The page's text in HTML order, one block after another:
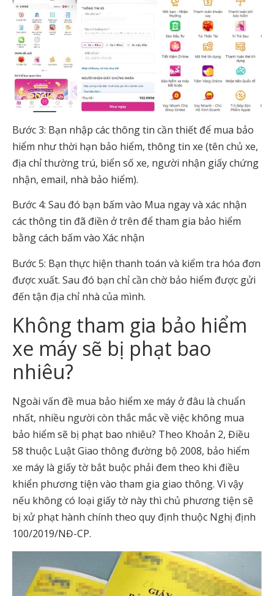
Bước 3: Bạn nhập các thông tin cần thiết để mua bảo
hiểm như thời hạn bảo hiểm, thông tin xe (tên chủ xe,
địa chỉ thường trú, biển số xe, người nhận giấy chứng
nhận, email, nhà bảo hiểm).
Bước 4: Sau đó bạn bấm vào Mua ngay và xác nhận
các thông tin đã điền ở trên để tham gia bảo hiểm
bằng cách bấm vào Xác nhận
Bước 5: Bạn thực hiện thanh toán và kiểm tra hóa đơn
được xuất. Sau đó bạn chỉ cần chờ bảo hiểm được gửi
đến tận địa chỉ nhà của mình.
Không tham gia bảo hiểm
xe máy sẽ bị phạt bao
nhiêu?
Ngoài vấn đề mua bảo hiểm xe máy ở đâu là chuẩn
nhất, nhiều người còn thắc mắc về việc không mua
bảo hiểm sẽ bị phạt bao nhiêu? Theo Khoản 2, Điều
58 thuộc Luật Giao thông đường bộ 2008, bảo hiểm
xe máy là giấy tờ bắt buộc phải đem theo khi điều
khiển phương tiện vào tham gia giao thông. Vì vậy
nếu không có loại giấy tờ này thì chủ phương tiện sẽ
bị xử phạt hành chính theo quy định thuộc Nghị định
100/2019/NĐ-CP.